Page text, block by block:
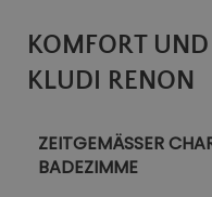
KOMFORT
KLUDI RENON
ZEITGEMÄSSER
BADEZIMME